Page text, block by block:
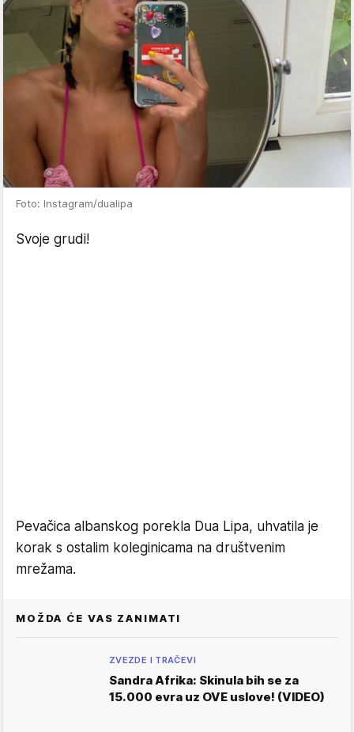
Foto: Instagram/dualipa
Svoje grudi!
Pevačica albanskog porekla Dua Lipa, uhvatila je
korak s ostalim koleginicama na društvenim
mrežama.
MOŽDA ĆE VAS ZANIMATI
ZVEZDE I TRAČEVI
Sandra Afrika: Skinula bih se za
15.000 evra uz OVE uslove! (VIDEO)